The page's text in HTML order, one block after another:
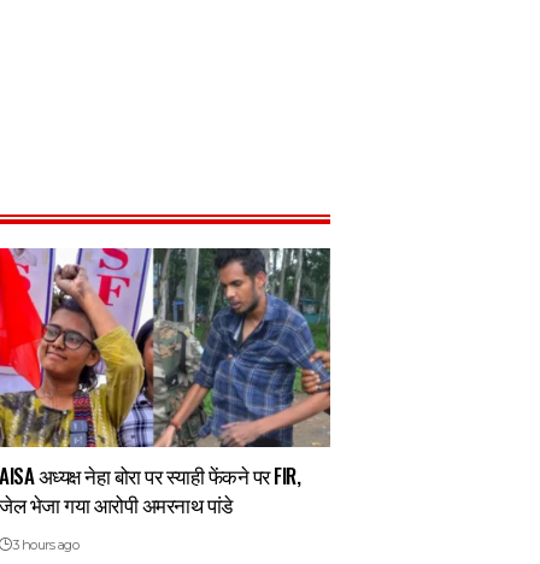
AISA अध्यक्ष नेहा बोरा पर स्याही फेंकने पर FIR,
जेल भेजा गया आरोपी अमरनाथ पांडे
3 hours ago